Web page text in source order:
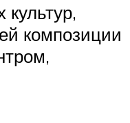
культур,
композиции